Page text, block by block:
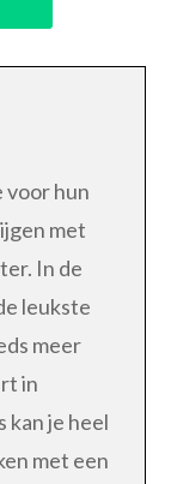
voor hun
met
In de
leukste
meer
in
kan je heel
met een